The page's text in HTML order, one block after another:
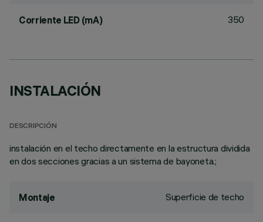
Corriente LED (mA) 350
INSTALACIÓN
DESCRIPCIÓN
instalación en el techo directamente en la estructura dividida
en dos secciones gracias a un sistema de bayoneta.;
Montaje Superficie de techo